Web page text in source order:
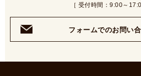
［ 受付時間：9:00～
フォームでのお問い